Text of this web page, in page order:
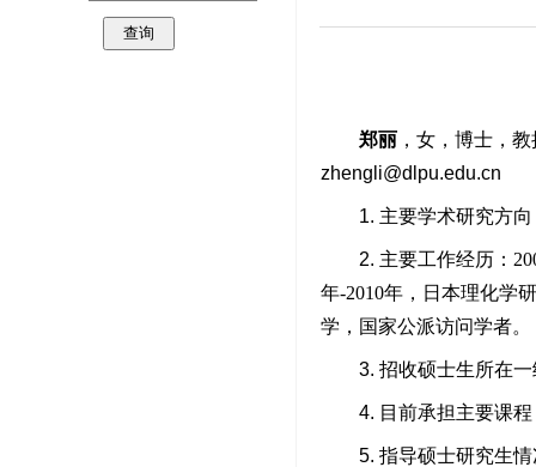
郑丽，女，博士，
zhengli@dlpu.edu.cn
1. 主要学术研究方向
2. 主要工作经历：
年-2010年，日本理化学
学，国家公派访问学者。
3. 招收硕士生所在
4. 目前承担主要课
5. 指导硕士研究生